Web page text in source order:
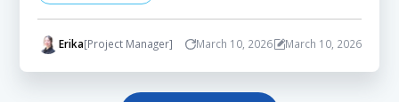
Erika[Project Manager] March 10, 2026 March 10, 2026